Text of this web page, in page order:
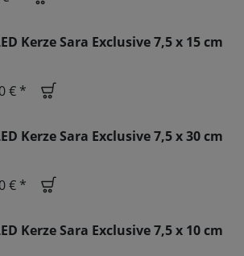
Kerze Sara Exclusive 7,5 x 15 cm
€ *
Kerze Sara Exclusive 7,5 x 30 cm
€ *
Kerze Sara Exclusive 7,5 x 10 cm